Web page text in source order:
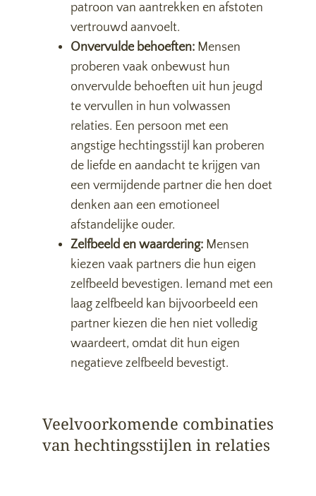
patroon van aantrekken en afstoten
vertrouwd aanvoelt.
Onvervulde behoeften: Mensen
proberen vaak onbewust hun
onvervulde behoeften uit hun jeugd
te vervullen in hun volwassen
relaties. Een persoon met een
angstige hechtingsstijl kan proberen
de liefde en aandacht te krijgen van
een vermijdende partner die hen doet
denken aan een emotioneel
afstandelijke ouder.
Zelfbeeld en waardering: Mensen
kiezen vaak partners die hun eigen
zelfbeeld bevestigen. Iemand met een
laag zelfbeeld kan bijvoorbeeld een
partner kiezen die hen niet volledig
waardeert, omdat dit hun eigen
negatieve zelfbeeld bevestigt.
Veelvoorkomende combinaties
van hechtingsstijlen in relaties